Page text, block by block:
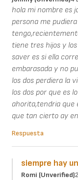
hola mi nombre es
persona me
tiene tres hijos y
saver es si ella
embarasada y no
los dos perdiera la
los dos por que es
ahorita,tendria que
que tan cierto ay en
Respuesta
siempre hay
Romi (unverified)